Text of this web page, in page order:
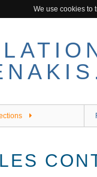
We use cookies to